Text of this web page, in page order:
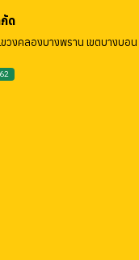
ด
วงคลองบางพราน เขตบางบอ